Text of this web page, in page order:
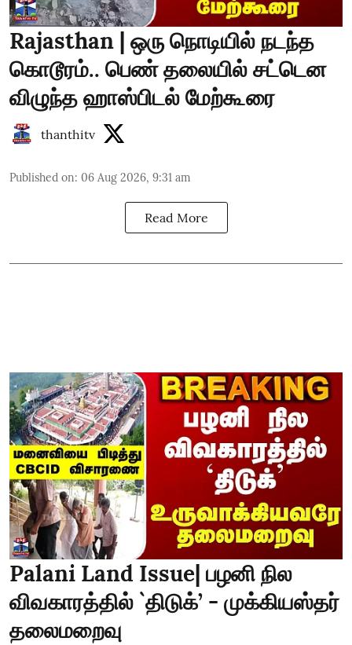
Rajasthan | ஒரு நொடியில் நடந்த
கொடூரம்.. பெண் தலையில் சட்டென
விழுந்த ஹாஸ்பிடல் மேற்கூரை
thanthitv
Published on: 06 Aug 2026, 9:31 am
Read More
Palani Land Issue| பழனி நில
விவகாரத்தில் `திடுக்’ - முக்கியஸ்தர்
தலைமறைவு